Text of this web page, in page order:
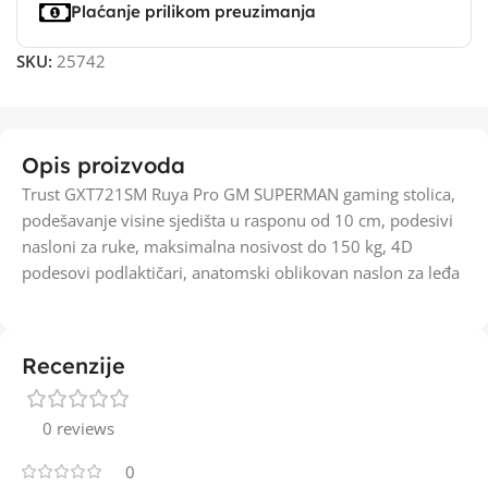
Plaćanje prilikom preuzimanja
SKU: 25742
Opis proizvoda
Trust GXT721SM Ruya Pro GM SUPERMAN gaming stolica,
podešavanje visine sjedišta u rasponu od 10 cm, podesivi
nasloni za ruke, maksimalna nosivost do 150 kg, 4D
podesovi podlaktičari, anatomski oblikovan naslon za leđa
Recenzije
0 reviews
0